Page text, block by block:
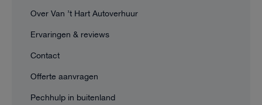
Over Van ’t Hart Autoverhuur
Ervaringen & reviews
Contact
Offerte aanvragen
Pechhulp in buitenland